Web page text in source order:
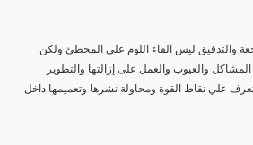
والتدقيق ليس القاء اللوم على المخطئ ولكن
والعيوب والعمل على إزالتها والتطوير
علي نقاط القوة ومحاولة نشرها وتعميمها داخل